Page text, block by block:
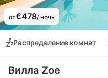
от€478/ ночь
Распределение комнат
Вилла Zoe